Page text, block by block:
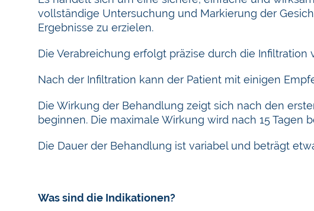
vollständige Untersuchung und Markierung der
Ergebnisse zu erzielen.
Die Verabreichung erfolgt präzise durch die
Nach der Infiltration kann der Patient mit einigen
Die Wirkung der Behandlung zeigt sich nach den
beginnen. Die maximale Wirkung wird nach 15
Die Dauer der Behandlung ist variabel und beträgt
Was sind die Indikationen?